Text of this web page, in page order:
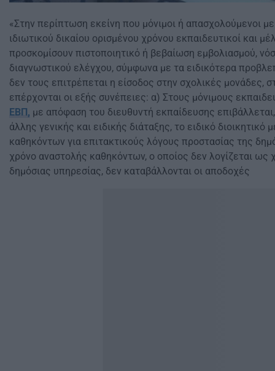
«Στην περίπτωση εκείνη που μόνιμοι ή απασχολούμενοι
ιδιωτικού δικαίου ορισμένου χρόνου εκπαιδευτικοί και
προσκομίσουν πιστοποιητικό ή βεβαίωση εμβολιασμού,
διαγνωστικού ελέγχου, σύμφωνα με τα ειδικότερα
δεν τους επιτρέπεται η είσοδος στην σχολικές μονάδες,
επέρχονται οι εξής συνέπειες: α) Στους μόνιμους
ΕΒΠ, με απόφαση του διευθυντή εκπαίδευσης
άλλης γενικής και ειδικής διάταξης, το ειδικό διοικητικό
καθηκόντων για επιτακτικούς λόγους προστασίας της
χρόνο αναστολής καθηκόντων, ο οποίος δεν λογίζεται ως
δημόσιας υπηρεσίας, δεν καταβάλλονται οι αποδοχές